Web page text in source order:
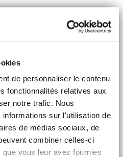
de personnaliser le contenu
fonctionnalités relatives aux
notre trafic. Nous
informations sur l'utilisation de
de médias sociaux, de
combiner celles-ci
vous leur avez fournies
dans votre Terminal, les
et contenus que vous
stockés temporairement dans
par leur émetteur.
vous ne pourrez
fonctionnalités nécessaires
de notre Site. Le cas
responsabilité pour les
dégradé de nos